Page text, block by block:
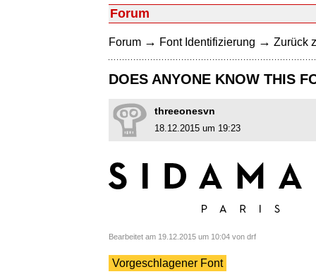
Forum
Forum → Font Identifizierung → Zurück
DOES ANYONE KNOW THIS
threeonesvn
18.12.2015 um 19:23
Bearbeitet am 19.12.2015 um 10:04 von drf
Vorgeschlagener Font